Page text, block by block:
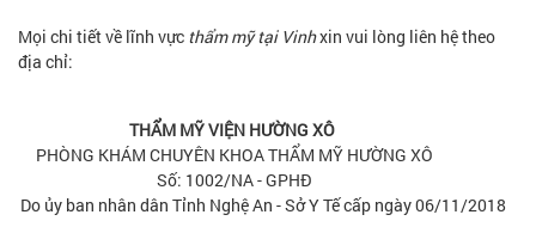
Mọi chi tiết về lĩnh vực thẩm mỹ tại Vinhxin vui lòng liên hệ theo
địa chỉ:
THẨM MỸ VIỆN HƯỜNG XÔ
PHÒNG KHÁM CHUYÊN KHOA THẨM MỸ HƯỜNG XÔ
Số: 1002/NA - GPHĐ
Do ủy ban nhân dân Tỉnh Nghệ An - Sở Y Tế cấp ngày 06/11/2018